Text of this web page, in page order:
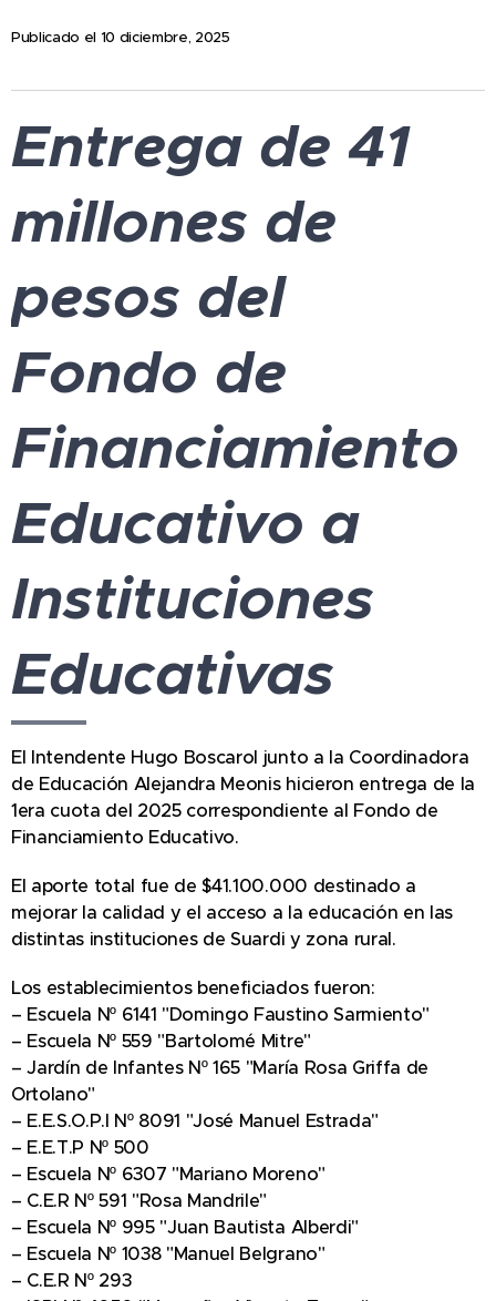
Publicado el 10 diciembre, 2025
Entrega de 41
millones de
pesos del
Fondo de
Financiamiento
Educativo a
Instituciones
Educativas
El Intendente Hugo Boscarol junto a la Coordinadora
de Educación Alejandra Meonis hicieron entrega de la
1era cuota del 2025 correspondiente al Fondo de
Financiamiento Educativo.
El aporte total fue de $41.100.000 destinado a
mejorar la calidad y el acceso a la educación en las
distintas instituciones de Suardi y zona rural.
Los establecimientos beneficiados fueron:
– Escuela Nº 6141 "Domingo Faustino Sarmiento"
– Escuela Nº 559 "Bartolomé Mitre"
– Jardín de Infantes Nº 165 "María Rosa Griffa de
Ortolano"
– E.E.S.O.P.I Nº 8091 "José Manuel Estrada"
– E.E.T.P Nº 500
– Escuela Nº 6307 "Mariano Moreno"
– C.E.R Nº 591 "Rosa Mandrile"
– Escuela Nº 995 "Juan Bautista Alberdi"
– Escuela Nº 1038 "Manuel Belgrano"
– C.E.R Nº 293